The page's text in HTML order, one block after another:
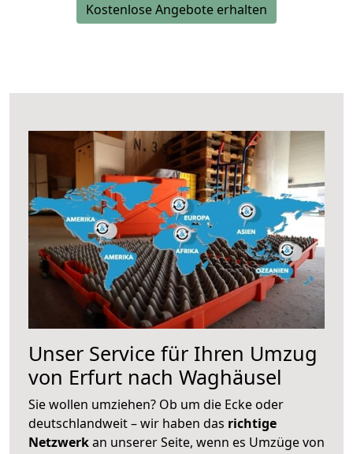
Kostenlose Angebote erhalten
Unser Service für Ihren Umzug
von Erfurt nach Waghäusel
Sie wollen umziehen? Ob um die Ecke oder
deutschlandweit – wir haben das richtige
Netzwerkan unserer Seite, wenn es Umzüge von